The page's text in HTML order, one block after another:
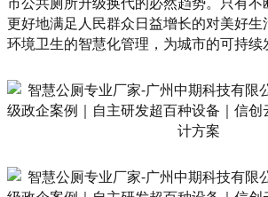
更好地满足人民群众日益增长的对美好
环境卫生的智慧化管理，为城市的可持续